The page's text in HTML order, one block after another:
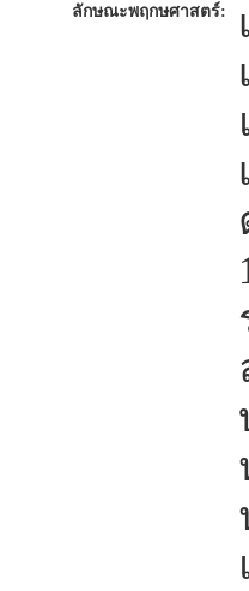
ลักษณะพฤกษศาสตร์: